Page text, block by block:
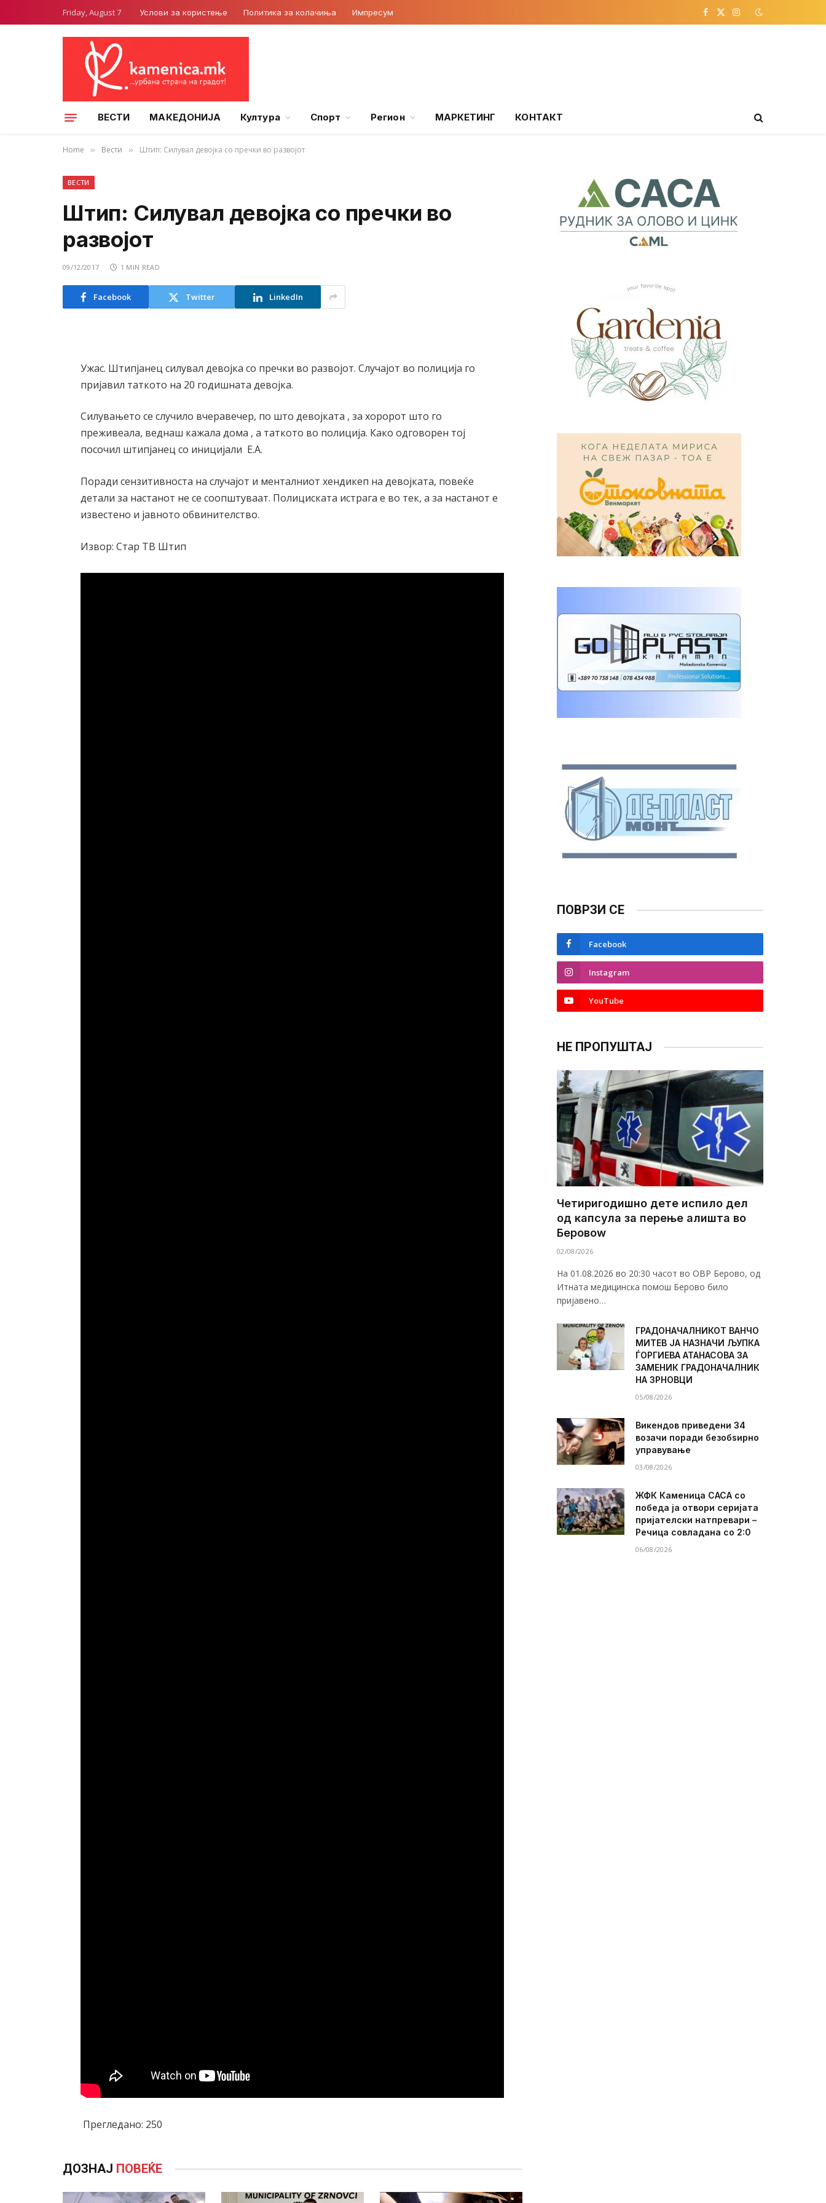
Friday, August 7 Услови за користење Политика за колачиња Импресум Facebook
X
Instagram
ВЕСТИ МАКЕДОНИЈА Култура Спорт Регион МАРКЕТИНГ КОНТАКТ
Home » Вести » Штип: Силувал девојка со пречки во развојот
ВЕСТИ
Штип: Силувал девојка со пречки во
развојот
09/12/2017 1 MIN READ
Facebook Twitter LinkedIn
Ужас. Штипјанец силувал девојка со пречки во развојот. Случајот во полиција го
пријавил таткото на 20 годишната девојка.
Силувањето се случило вчеравечер, по што девојката , за хоророт што го
преживеала, веднаш кажала дома , а таткото во полиција. Како одговорен тој
посочил штипјанец со иницијали Е.А.
Поради сензитивноста на случајот и менталниот хендикеп на девојката, повеќе
детали за настанот не се соопштуваат. Полициската истрага е во тек, а за настанот е
известено и јавното обвинителство.
Извор: Стар ТВ Штип
Прегледано: 250
ДОЗНАЈ ПОВЕЌЕ
ПОВРЗИ СЕ
Facebook
Instagram
YouTube
НЕ ПРОПУШТАЈ
Четиригодишно дете испило дел
од капсула за перење алишта во
Беровоw
02/08/2026
На 01.08.2026 во 20:30 часот во ОВР Берово, од
Итната медицинска помош Берово било
пријавено…
ГРАДОНАЧАЛНИКОТ ВАНЧО
МИТЕВ ЈА НАЗНАЧИ ЉУПКА
ЃОРГИЕВА АТАНАСОВА ЗА
ЗАМЕНИК ГРАДОНАЧАЛНИК
НА ЗРНОВЦИ
05/08/2026
Викендов приведени 34
возачи поради безобѕирно
управување
03/08/2026
ЖФК Каменица САСА со
победа ја отвори серијата
пријателски натпревари –
Речица совладана со 2:0
06/08/2026